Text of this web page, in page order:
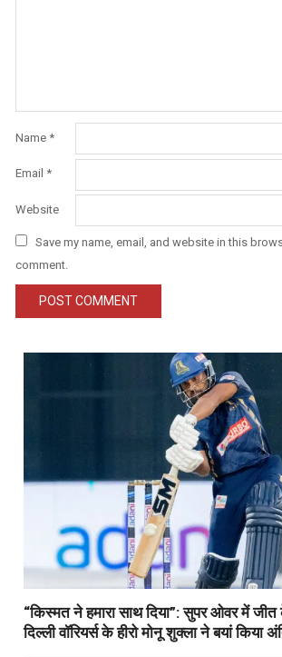
Name *
Email *
Website
Save my name, email, and website in this
comment.
“किस्मत ने हमारा साथ दिया”: सुपर ओवर में
दिल्ली वॉरियर्स के हीरो मोनू शुक्ला ने बयां किया